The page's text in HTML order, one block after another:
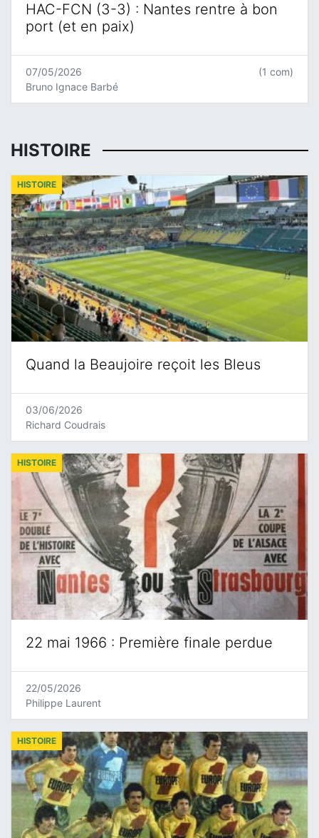
HAC-FCN (3-3) : Nantes rentre à bon
port (et en paix)
07/05/2026
Bruno Ignace Barbé
(1 com)
HISTOIRE
Quand la Beaujoire reçoit les Bleus
HISTOIRE
03/06/2026
Richard Coudrais
22 mai 1966 : Première finale perdue
HISTOIRE
22/05/2026
Philippe Laurent
HISTOIRE